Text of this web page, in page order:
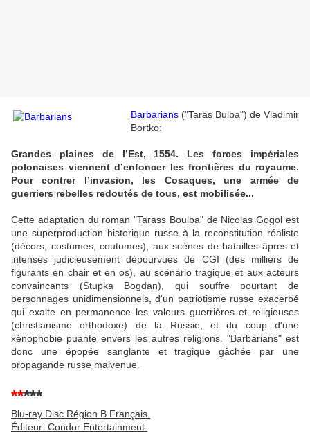
Barbarians ("Taras Bulba") de Vladimir
Bortko:
Grandes plaines de l’Est, 1554. Les forces impériales
polonaises viennent d’enfoncer les frontières du royaume.
Pour contrer l’invasion, les Cosaques, une armée de
guerriers rebelles redoutés de tous, est mobilisée...
Cette adaptation du roman "Tarass Boulba" de Nicolas Gogol est
une superproduction historique russe à la reconstitution réaliste
(décors, costumes, coutumes), aux scènes de batailles âpres et
intenses judicieusement dépourvues de CGI (des milliers de
figurants en chair et en os), au scénario tragique et aux acteurs
convaincants (Stupka Bogdan), qui souffre pourtant de
personnages unidimensionnels, d'un patriotisme russe exacerbé
qui exalte en permanence les valeurs guerrières et religieuses
(christianisme orthodoxe) de la Russie, et du coup d'une
xénophobie puante envers les autres religions. "Barbarians" est
donc une épopée sanglante et tragique gâchée par une
propagande russe malvenue.
*****
Blu-ray Disc Région B Français.
Éditeur: Condor Entertainment.